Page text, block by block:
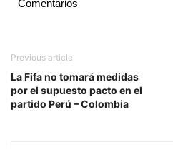
Comentarios
Previous article
La Fifa no tomará medidas
por el supuesto pacto en el
partido Perú – Colombia